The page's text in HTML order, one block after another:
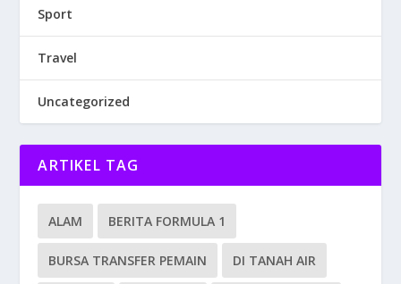
Sport
Travel
Uncategorized
ARTIKEL TAG
ALAM BERITA FORMULA 1
BURSA TRANSFER PEMAIN DI TANAH AIR